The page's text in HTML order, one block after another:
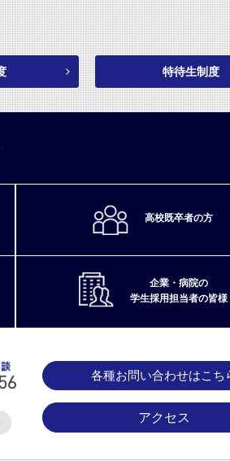
特待生制度
高校既卒者の方
企業・病院の
学生採用担当者の皆様
各種お問い合わせはこち
アクセス